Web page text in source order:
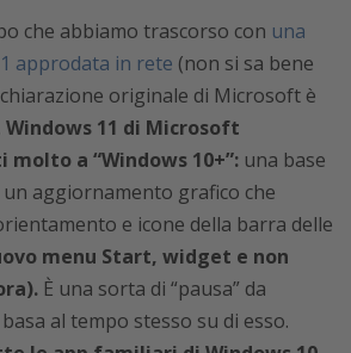
che abbiamo trascorso con una
approdata in rete (non si sa bene
originale di Microsoft è
Windows 11 di Microsoft
a “Windows 10+”: una base
un aggiornamento grafico che
e icone della barra delle
menu Start, widget e non
È una sorta di “pausa” da
al tempo stesso su di esso.